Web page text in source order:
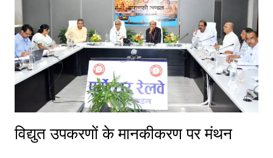
विद्युत उपकरणों के मानकीकरण पर मंथन